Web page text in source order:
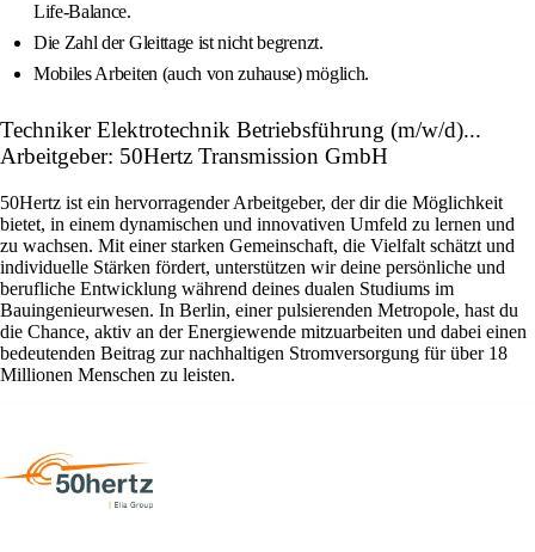
Life-Balance.
Die Zahl der Gleittage ist nicht begrenzt.
Mobiles Arbeiten (auch von zuhause) möglich.
Techniker Elektrotechnik Betriebsführung (m/w/d)...
Arbeitgeber: 50Hertz Transmission GmbH
50Hertz ist ein hervorragender Arbeitgeber, der dir die Möglichkeit
bietet, in einem dynamischen und innovativen Umfeld zu lernen und
zu wachsen. Mit einer starken Gemeinschaft, die Vielfalt schätzt und
individuelle Stärken fördert, unterstützen wir deine persönliche und
berufliche Entwicklung während deines dualen Studiums im
Bauingenieurwesen. In Berlin, einer pulsierenden Metropole, hast du
die Chance, aktiv an der Energiewende mitzuarbeiten und dabei einen
bedeutenden Beitrag zur nachhaltigen Stromversorgung für über 18
Millionen Menschen zu leisten.